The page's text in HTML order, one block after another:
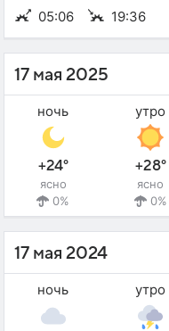
05:06 19:36
17 мая 2025
ночь
+24°
ясно
0%
утро
+28°
ясно
0%
17 мая 2024
ночь утро